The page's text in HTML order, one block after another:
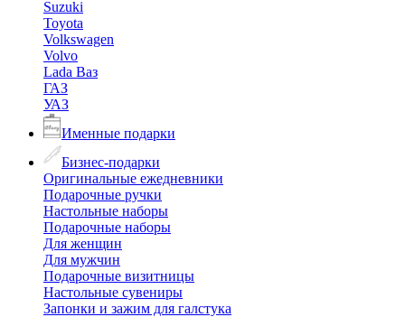
Suzuki
Toyota
Volkswagen
Volvo
Lada Ваз
ГАЗ
УАЗ
Именные подарки
Бизнес-подарки
Оригинальные ежедневники
Подарочные ручки
Настольные наборы
Подарочные наборы
Для женщин
Для мужчин
Подарочные визитницы
Настольные сувениры
Запонки и зажим для галстука